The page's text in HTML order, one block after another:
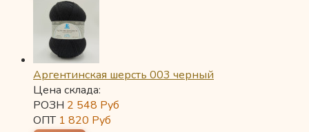
Аргентинская шерсть 003 черный
Цена склада:
РОЗН 2 548 Руб
ОПТ 1 820 Руб